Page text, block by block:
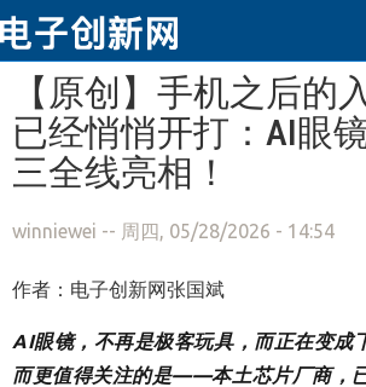
跳转到主要内容
【原创】手机之后的
已经悄悄开打：AI眼
三全线亮相！
winniewei -- 周四, 05/28/2026 - 14:54
作者：电子创新网张国斌
AI眼镜，不再是极客玩具，而正在变成
而更值得关注的是——本土芯片厂商，